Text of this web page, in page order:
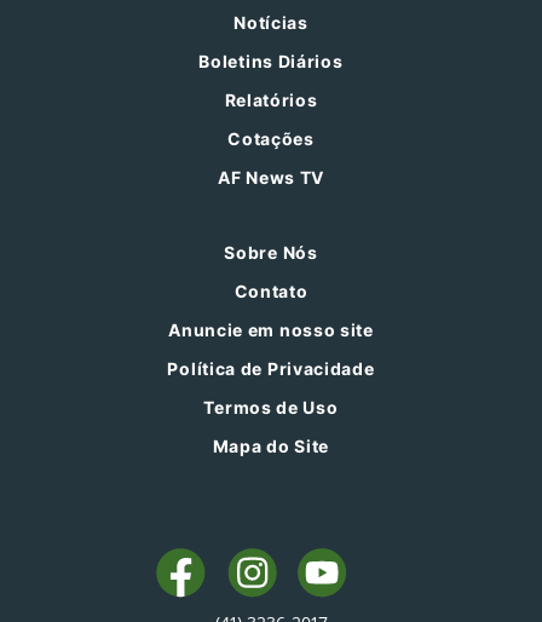
Notícias
Boletins Diários
Relatórios
Cotações
AF News TV
Sobre Nós
Contato
Anuncie em nosso site
Política de Privacidade
Termos de Uso
Mapa do Site